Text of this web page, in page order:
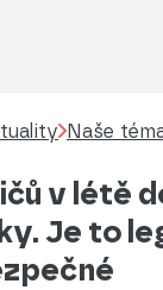
Naše
v létě
Je to